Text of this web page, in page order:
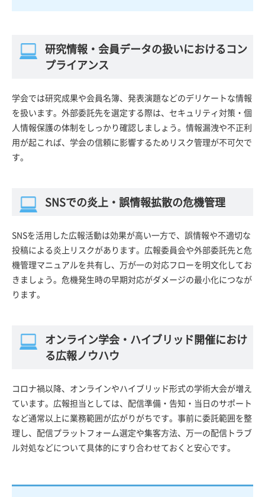
研究情報・会員データの扱いにおけるコン
プライアンス
学会では研究成果や会員名簿、発表演題などのデリケートな情報
を扱います。外部委託先を選定する際は、セキュリティ対策・個
人情報保護の体制をしっかり確認しましょう。情報漏洩や不正利
用が起これば、学会の信頼に影響するためリスク管理が不可欠で
す。
SNSでの炎上・誤情報拡散の危機管理
SNSを活用した広報活動は効果が高い一方で、誤情報や不適切な
投稿による炎上リスクがあります。広報委員会や外部委託先と危
機管理マニュアルを共有し、万が一の対応フローを明文化してお
きましょう。危機発生時の早期対応がダメージの最小化につなが
ります。
オンライン学会・ハイブリッド開催におけ
る広報ノウハウ
コロナ禍以降、オンラインやハイブリッド形式の学術大会が増え
ています。広報担当としては、配信準備・告知・当日のサポート
など通常以上に業務範囲が広がりがちです。事前に委託範囲を整
理し、配信プラットフォーム選定や集客方法、万一の配信トラブ
ル対処などについて具体的にすり合わせておくと安心です。